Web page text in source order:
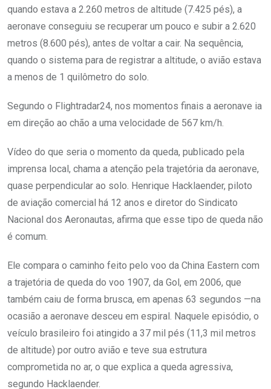
quando estava a 2.260 metros de altitude (7.425 pés), a
aeronave conseguiu se recuperar um pouco e subir a 2.620
metros (8.600 pés), antes de voltar a cair. Na sequência,
quando o sistema para de registrar a altitude, o avião estava
a menos de 1 quilômetro do solo.
Segundo o Flightradar24, nos momentos finais a aeronave ia
em direção ao chão a uma velocidade de 567 km/h.
Vídeo do que seria o momento da queda, publicado pela
imprensa local, chama a atenção pela trajetória da aeronave,
quase perpendicular ao solo. Henrique Hacklaender, piloto
de aviação comercial há 12 anos e diretor do Sindicato
Nacional dos Aeronautas, afirma que esse tipo de queda não
é comum.
Ele compara o caminho feito pelo voo da China Eastern com
a trajetória de queda do voo 1907, da Gol, em 2006, que
também caiu de forma brusca, em apenas 63 segundos —na
ocasião a aeronave desceu em espiral. Naquele episódio, o
veículo brasileiro foi atingido a 37 mil pés (11,3 mil metros
de altitude) por outro avião e teve sua estrutura
comprometida no ar, o que explica a queda agressiva,
segundo Hacklaender.